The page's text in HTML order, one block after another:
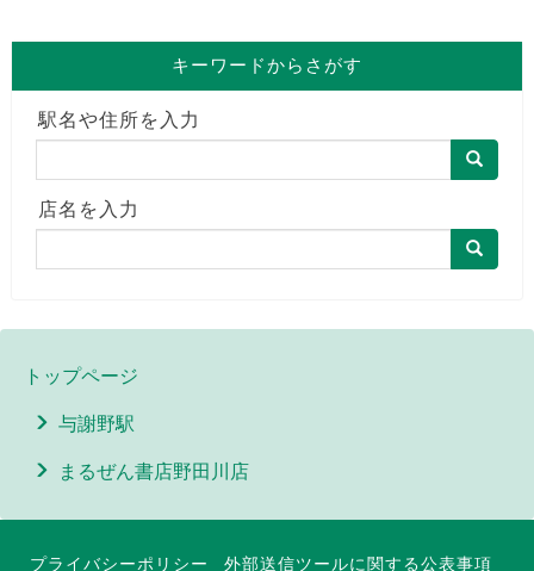
キーワードからさがす
駅名や住所を入力
店名を入力
トップページ
与謝野駅
まるぜん書店野田川店
プライバシーポリシー 外部送信ツールに関する公表事項